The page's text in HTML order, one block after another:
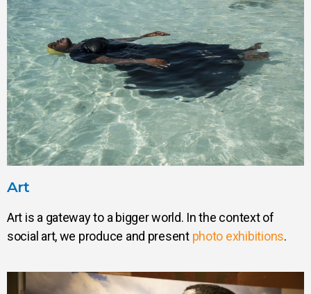
Art
Art is a gateway to a bigger world. In the context of
social art, we produce and present photo exhibitions.